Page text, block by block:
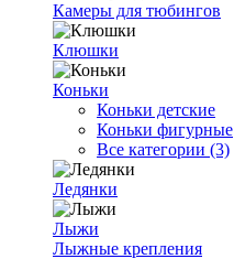
Камеры для тюбингов
Клюшки
Коньки
Коньки детские
Коньки фигурные
Все категории (3)
Ледянки
Лыжи
Лыжные крепления